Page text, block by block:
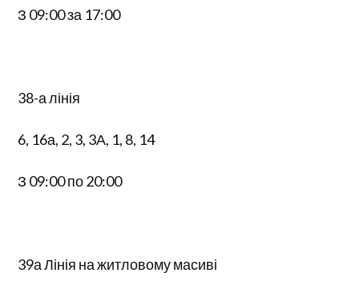
З 09:00 за 17:00
38-а лінія
6, 16а, 2, 3, 3А, 1, 8, 14
З 09:00 по 20:00
39а Лінія на житловому масиві